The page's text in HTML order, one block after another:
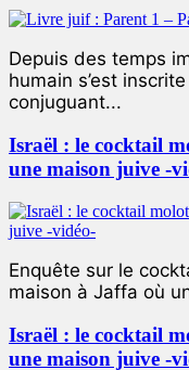
Depuis des temps
humain s’est
conjuguant...
Israël : le cocktail
une maison juive -
Enquête sur le
maison à Jaffa où
Israël : le cocktail
une maison juive -